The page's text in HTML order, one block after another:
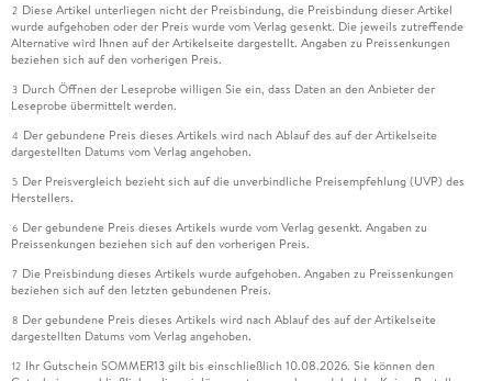
2 Diese Artikel unterliegen nicht der Preisbindung, die Preisbindung dieser Artikel
wurde aufgehoben oder der Preis wurde vom Verlag gesenkt. Die jeweils zutreffende
Alternative wird Ihnen auf der Artikelseite dargestellt. Angaben zu Preissenkungen
beziehen sich auf den vorherigen Preis.
3 Durch Öffnen der Leseprobe willigen Sie ein, dass Daten an den Anbieter der
Leseprobe übermittelt werden.
4 Der gebundene Preis dieses Artikels wird nach Ablauf des auf der Artikelseite
dargestellten Datums vom Verlag angehoben.
5 Der Preisvergleich bezieht sich auf die unverbindliche Preisempfehlung (UVP) des
Herstellers.
6 Der gebundene Preis dieses Artikels wurde vom Verlag gesenkt. Angaben zu
Preissenkungen beziehen sich auf den vorherigen Preis.
7 Die Preisbindung dieses Artikels wurde aufgehoben. Angaben zu Preissenkungen
beziehen sich auf den letzten gebundenen Preis.
8 Der gebundene Preis dieses Artikels wird nach Ablauf des auf der Artikelseite
dargestellten Datums vom Verlag angehoben.
12 Ihr Gutschein SOMMER13 gilt bis einschließlich 10.08.2026. Sie können den